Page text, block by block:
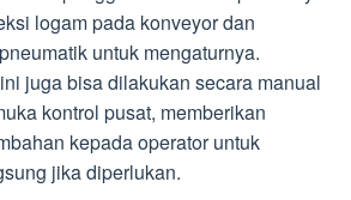
logam pada konveyor dan
untuk mengaturnya.
juga bisa dilakukan secara manual
kontrol pusat, memberikan
kepada operator untuk
jika diperlukan.